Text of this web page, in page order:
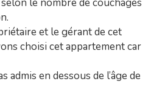
et le gérant de cet
choisi cet appartement car
admis en dessous de l’âge de